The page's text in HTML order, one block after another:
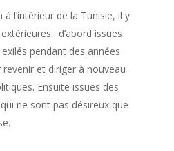
l’intérieur de la Tunisie, il y
: d’abord issues
pendant des années
et diriger à nouveau
Ensuite issues des
ne sont pas désireux que